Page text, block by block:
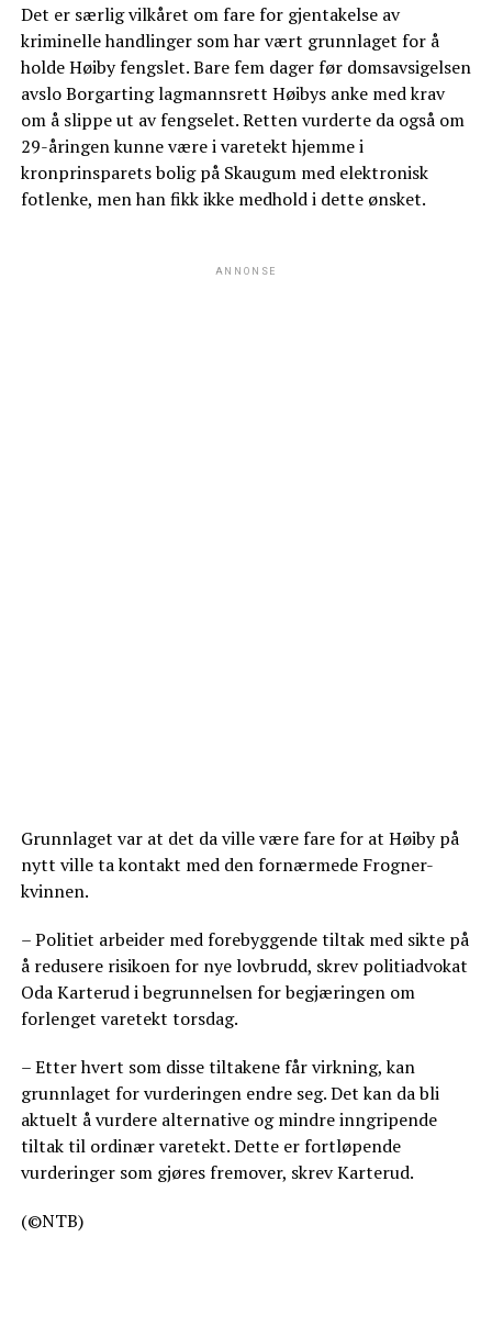
Det er særlig vilkåret om fare for gjentakelse av
kriminelle handlinger som har vært grunnlaget for å
holde Høiby fengslet. Bare fem dager før domsavsigelsen
avslo Borgarting lagmannsrett Høibys anke med krav
om å slippe ut av fengselet. Retten vurderte da også om
29-åringen kunne være i varetekt hjemme i
kronprinsparets bolig på Skaugum med elektronisk
fotlenke, men han fikk ikke medhold i dette ønsket.
ANNONSE
Grunnlaget var at det da ville være fare for at Høiby på
nytt ville ta kontakt med den fornærmede Frogner-
kvinnen.
– Politiet arbeider med forebyggende tiltak med sikte på
å redusere risikoen for nye lovbrudd, skrev politiadvokat
Oda Karterud i begrunnelsen for begjæringen om
forlenget varetekt torsdag.
– Etter hvert som disse tiltakene får virkning, kan
grunnlaget for vurderingen endre seg. Det kan da bli
aktuelt å vurdere alternative og mindre inngripende
tiltak til ordinær varetekt. Dette er fortløpende
vurderinger som gjøres fremover, skrev Karterud.
(©NTB)